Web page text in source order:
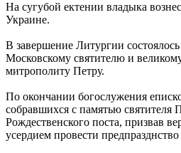
На сугубой ектении владыка
Украине.
В завершение Литургии
Московскому святителю и
митрополиту Петру.
По окончании богослужения
собравшихся с памятью святителя
Рождественского поста, призвав
усердием провести